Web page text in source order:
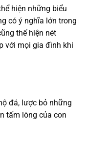
hiện những biểu
có ý nghĩa lớn trong
thể hiện nét
với mọi gia đình khi
đá, lược bỏ những
tấm lòng của con